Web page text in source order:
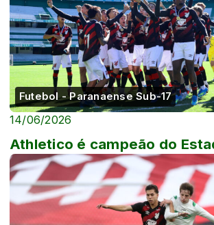
Futebol - Paranaense Sub-17
14/06/2026
Athletico é campeão do